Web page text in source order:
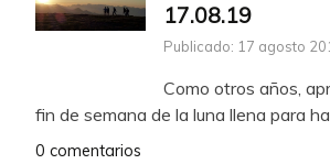
17.08.19
Publicado: 17 agosto
Como otros años,
fin de semana de la luna llena para
0 comentarios